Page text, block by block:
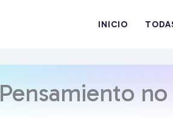
INICIO
Pensamiento